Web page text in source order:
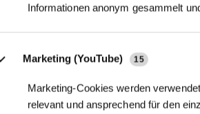
Informationen anonym gesammelt
Marketing (YouTube) 15
Marketing-Cookies werden
relevant und ansprechend für den